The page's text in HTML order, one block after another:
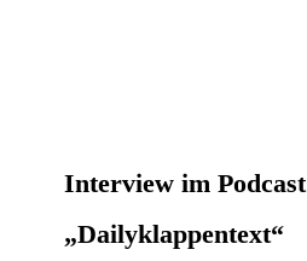
Interview im Podcast
„Dailyklappentext“